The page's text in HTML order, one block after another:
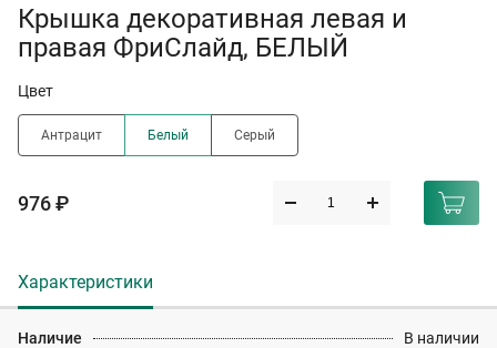
Крышка декоративная левая и
правая ФриСлайд, БЕЛЫЙ
Цвет
Антрацит Белый Серый
976 ₽
Характеристики
Наличие В наличии